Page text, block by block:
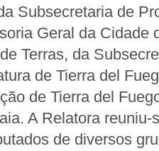
Subsecretaria de
Geral da Cidade
Terras, da
de Tierra del
de Tierra del
A Relatora reuniu-
de diversos